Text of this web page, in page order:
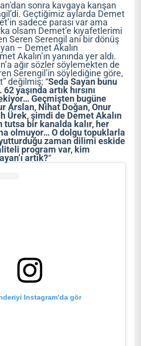
sonra kavgaya karışan
Geçtiğimiz aylarda Demet
sadece parası var ama
olsam Demet’e kıyafetlerimi
Seren Serengil ani bir dönüş
– Demet Akalın
Akalın’ın yanında yer aldı.
ağır sözler söylemekten de
Serengil’in söylediğine göre,
değilmiş; “Seda Sayan bunu
yaşında artık hırsını
Geçmişten bugüne
Arslan, Nihat Doğan, Onur
Ürek, şimdi de Demet Akalın
tutsa bir kanalda kalır, her
olmuyor… O dolgu topuklarla
yutturduğu zaman dilimi eskide
program var, kim
artık?“
Instagram’da gör